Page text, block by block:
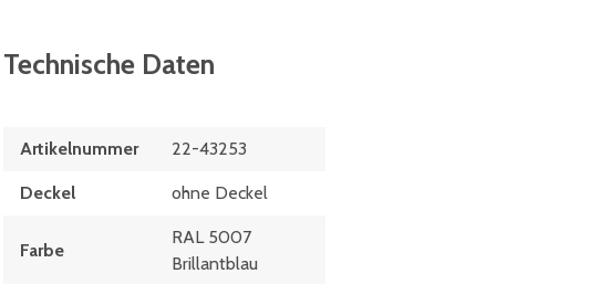
Technische Daten
Artikelnummer 22-43253
Deckel ohne Deckel
Farbe
RAL 5007
Brillantblau